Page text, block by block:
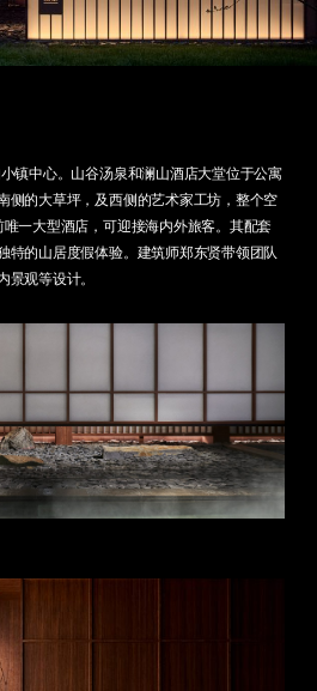
镇中心。山谷汤泉和澜山酒店大堂位于公寓
侧的大草坪，及西侧的艺术家工坊，整个空
一大型酒店，可迎接海内外旅客。其配套
特的山居度假体验。建筑师郑东贤带领团队
景观等设计。